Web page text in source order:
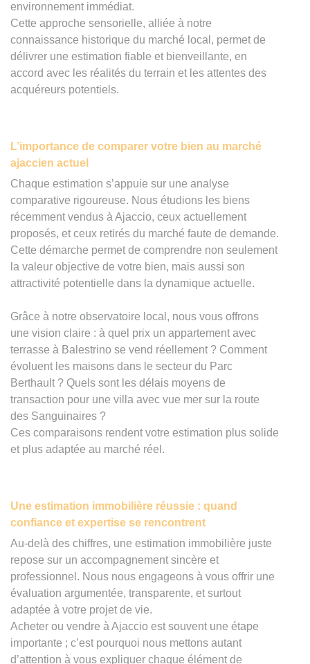
environnement immédiat.
Cette approche sensorielle, alliée à notre
connaissance historique du marché local, permet de
délivrer une estimation fiable et bienveillante, en
accord avec les réalités du terrain et les attentes des
acquéreurs potentiels.
L’importance de comparer votre bien au marché
ajaccien actuel
Chaque estimation s’appuie sur une analyse
comparative rigoureuse. Nous étudions les biens
récemment vendus à Ajaccio, ceux actuellement
proposés, et ceux retirés du marché faute de demande.
Cette démarche permet de comprendre non seulement
la valeur objective de votre bien, mais aussi son
attractivité potentielle dans la dynamique actuelle.
Grâce à notre observatoire local, nous vous offrons
une vision claire : à quel prix un appartement avec
terrasse à Balestrino se vend réellement ? Comment
évoluent les maisons dans le secteur du Parc
Berthault ? Quels sont les délais moyens de
transaction pour une villa avec vue mer sur la route
des Sanguinaires ?
Ces comparaisons rendent votre estimation plus solide
et plus adaptée au marché réel.
Une estimation immobilière réussie : quand
confiance et expertise se rencontrent
Au-delà des chiffres, une estimation immobilière juste
repose sur un accompagnement sincère et
professionnel. Nous nous engageons à vous offrir une
évaluation argumentée, transparente, et surtout
adaptée à votre projet de vie.
Acheter ou vendre à Ajaccio est souvent une étape
importante ; c’est pourquoi nous mettons autant
d’attention à vous expliquer chaque élément de